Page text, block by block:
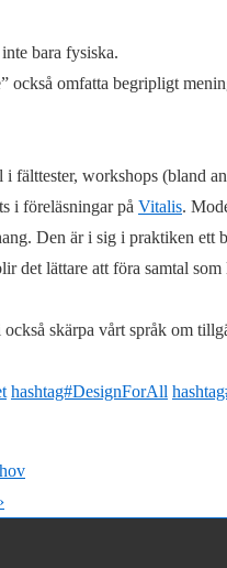
bara fysiska.
också omfatta begripligt
fälttester, workshops (bland
i föreläsningar på Vitalis.
Den är i sig i praktiken
det lättare att föra samtal
skärpa vårt språk om
hashtag#DesignForAll